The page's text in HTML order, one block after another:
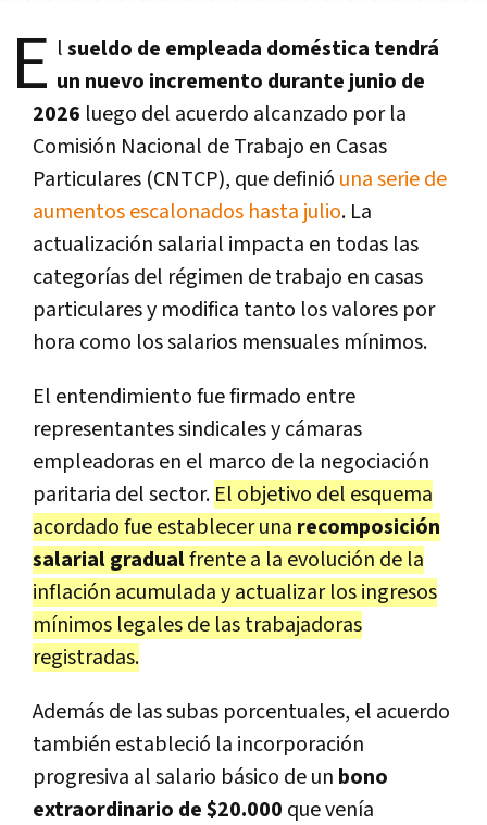
E lsueldo de empleada doméstica tendrá
un nuevo incremento durante junio de
2026 luego del acuerdo alcanzado por la
Comisión Nacional de Trabajo en Casas
Particulares (CNTCP), que definió una serie de
aumentos escalonados hasta julio. La
actualización salarial impacta en todas las
categorías del régimen de trabajo en casas
particulares y modifica tanto los valores por
hora como los salarios mensuales mínimos.
El entendimiento fue firmado entre
representantes sindicales y cámaras
empleadoras en el marco de la negociación
paritaria del sector. El objetivo del esquema
acordado fue establecer una recomposición
salarial gradualfrente a la evolución de la
inflación acumulada y actualizar los ingresos
mínimos legales de las trabajadoras
registradas.
Además de las subas porcentuales, el acuerdo
también estableció la incorporación
progresiva al salario básico de un bono
extraordinario de $20.000 que venía